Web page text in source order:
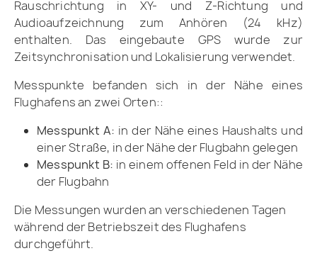
Rauschrichtung in XY- und Z-Richtung und
Audioaufzeichnung zum Anhören (24 kHz)
enthalten. Das eingebaute GPS wurde zur
Zeitsynchronisation und Lokalisierung verwendet.
Messpunkte befanden sich in der Nähe eines
Flughafens an zwei Orten::
Messpunkt A: in der Nähe eines Haushalts und
einer Straße, in der Nähe der Flugbahn gelegen
Messpunkt B: in einem offenen Feld in der Nähe
der Flugbahn
Die Messungen wurden an verschiedenen Tagen
während der Betriebszeit des Flughafens
durchgeführt.